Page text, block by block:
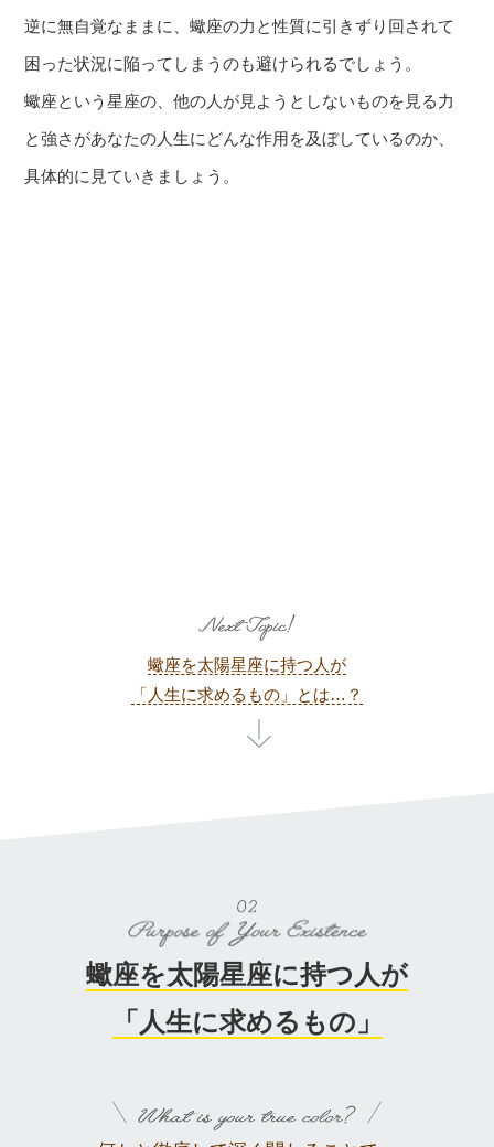
逆に無自覚なままに、蠍座の力と性質に引きずり回されて
困った状況に陥ってしまうのも避けられるでしょう。
蠍座という星座の、他の人が見ようとしないものを見る力
と強さがあなたの人生にどんな作用を及ぼしているのか、
具体的に見ていきましょう。
蠍座を太陽星座に持つ人が
「人生に求めるもの」とは…？
蠍座を太陽星座に持つ人が
「人生に求めるもの」